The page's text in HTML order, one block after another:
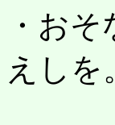
・お
えしを